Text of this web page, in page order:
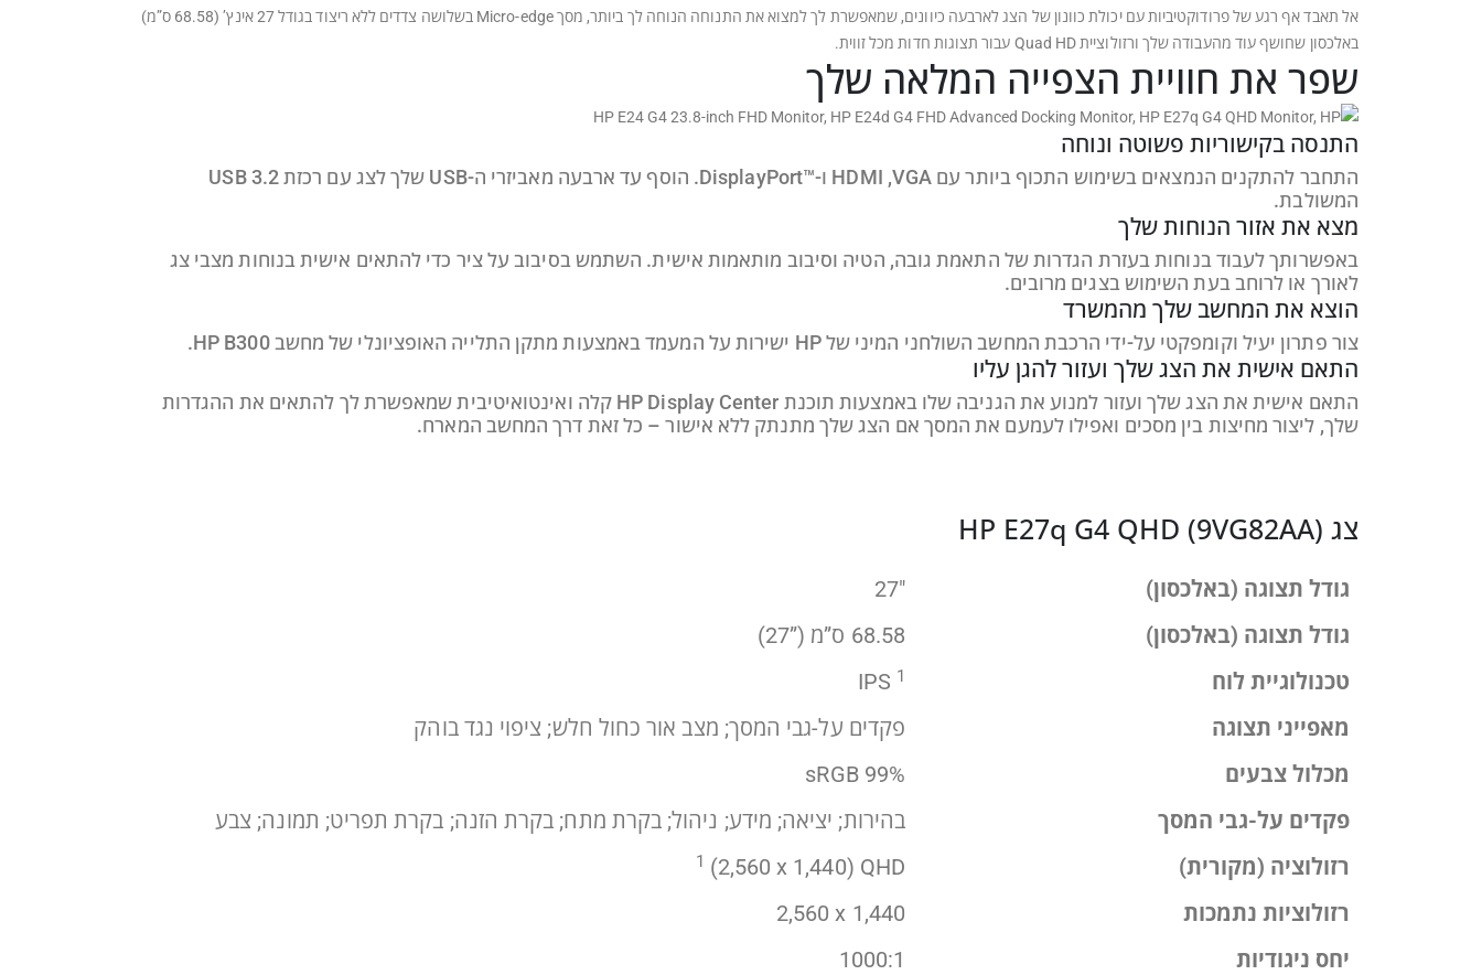
אל תאבד אף רגע של פרודוקטיביות עם יכולת כוונון של הצג לארבעה כיוונים, שמאפשרת לך למצוא את התנוחה הנוחה לך ביותר, מסך Micro-edge בשלושה צדדים ללא ריצוד בגודל 27 אינץ’ (68.58 ס”מ)
באלכסון שחושף עוד מהעבודה שלך ורזולוציית Quad HD עבור תצוגות חדות מכל זווית.
שפר את חוויית הצפייה המלאה שלך
התנסה בקישוריות פשוטה ונוחה
המשולבת.
מצא את אזור הנוחות שלך
באפשרותך לעבוד בנוחות בעזרת הגדרות של התאמת גובה, הטיה וסיבוב מותאמות אישית. השתמש בסיבוב על ציר כדי להתאים אישית בנוחות מצבי צג
לאורך או לרוחב בעת השימוש בצגים מרובים.
הוצא את המחשב שלך מהמשרד
צור פתרון יעיל וקומפקטי על-ידי הרכבת המחשב השולחני המיני של HP ישירות על המעמד באמצעות מתקן התלייה האופציונלי של מחשב HP B300‎.
התאם אישית את הצג שלך ועזור להגן עליו
התאם אישית את הצג שלך ועזור למנוע את הגניבה שלו באמצעות תוכנת HP Display Center קלה ואינטואיטיבית שמאפשרת לך להתאים את ההגדרות
שלך, ליצור מחיצות בין מסכים ואפילו לעמעם את המסך אם הצג שלך מתנתק ללא אישור – כל זאת דרך המחשב המארח.
צג HP E27q G4 QHD (9VG82AA)
גודל תצוגה (באלכסון)
27″
גודל תצוגה (באלכסון)
68.58 ס”מ (27‎”‎‏)
טכנולוגיית לוח
IPS 1
מאפייני תצוגה
פקדים על-גבי המסך; מצב אור כחול חלש; ציפוי נגד בוהק
מכלול צבעים
99% sRGB
פקדים על-גבי המסך
בהירות; יציאה; מידע; ניהול; בקרת מתח; בקרת הזנה; בקרת תפריט; תמונה; צבע
רזולוציה (מקורית)
QHD‏ (‎2,560 x
1,440)
1
רזולוציות נתמכות
‎2,560 x 1,440‏
יחס ניגודיות
1000:1